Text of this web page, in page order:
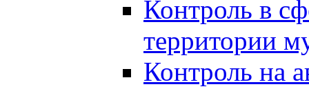
Контроль в
территории
Контроль на